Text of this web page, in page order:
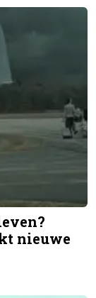
nieuwe